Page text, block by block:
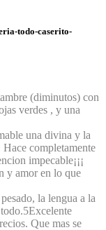
todo-caserito-
(diminutos) con
verdes , y una
una divina y la
Hace completamente
impecable¡¡¡
y amor en lo que
la lengua a la
5Excelente
Que mas se